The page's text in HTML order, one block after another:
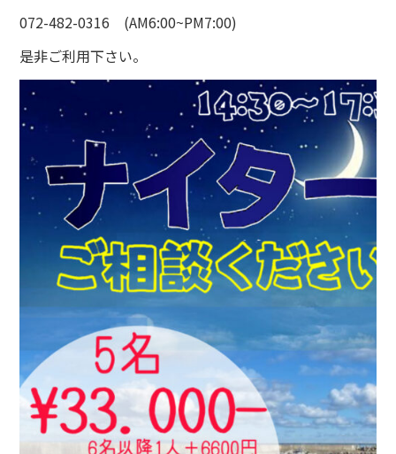
072-482-0316 (AM6:00~PM7:00)
是非ご利用下さい。